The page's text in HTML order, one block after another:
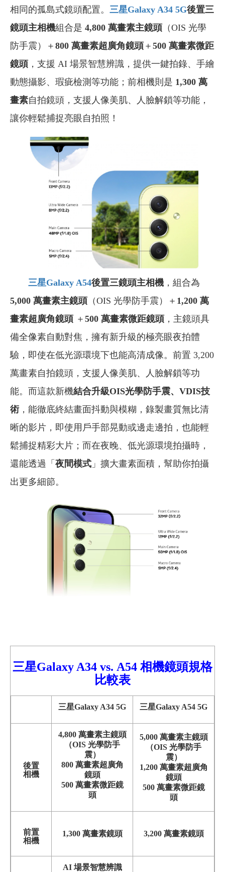
相同的孤島式鏡頭配置。 三星Galaxy A34 5G後置三
鏡頭主相機組合是 4,800 萬畫素主鏡頭 （OIS 光學
防手震）＋ 800 萬畫素超廣角鏡頭 ＋ 500 萬畫素微距
鏡頭 ，支援 AI 場景智慧辨識，提供一鍵拍錄、手繪
動態攝影、瑕疵檢測等功能；前相機則是 1,300 萬
畫素自拍鏡頭，支援人像美肌、人臉解鎖等功能，
讓你輕鬆捕捉亮眼自拍照！
三星Galaxy A54後置三鏡頭主相機 ，組合為
5,000 萬畫素主鏡頭 （OIS 光學防手震）＋ 1,200 萬
畫素超廣角鏡頭 ＋ 500 萬畫素微距鏡頭 ，主鏡頭具
備全像素自動對焦，擁有新升級的極亮眼夜拍體
驗，即使在低光源環境下也能高清成像。前置 3,200
萬畫素自拍鏡頭，支援人像美肌、人臉解鎖等功
能。而這款新機結合升級OIS光學防手震、VDIS技
術，能徹底終結畫面抖動與模糊，錄製畫質無比清
晰的影片，即使用戶手部晃動或邊走邊拍，也能輕
鬆捕捉精彩大片；而在夜晚、低光源環境拍攝時，
還能透過「 夜間模式 」擴大畫素面積，幫助你拍攝
出更多細節。
三星Galaxy A34 vs. A54 相機鏡頭規格
比較表
三星Galaxy A34 5G 三星Galaxy A54 5G
後置
相機
4,800 萬畫素主鏡頭
（OIS 光學防手
震）
800 萬畫素超廣角
鏡頭
500 萬畫素微距鏡
頭
5,000 萬畫素主鏡頭
（OIS 光學防手
震）
1,200 萬畫素超廣角
鏡頭
500 萬畫素微距鏡
頭
前置
相機
1,300 萬畫素鏡頭 3,200 萬畫素鏡頭
AI 場景智慧辨識